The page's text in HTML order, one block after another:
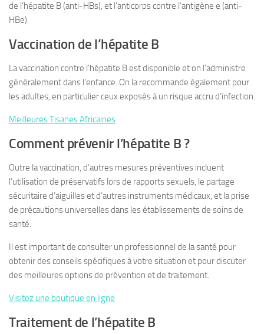
de l’hépatite B (anti-HBs), et l’anticorps contre l’antigène e (anti-
HBe).
Vaccination de l’hépatite B
La vaccination contre l’hépatite B est disponible et on l’administre
généralement dans l’enfance. On la recommande également pour
les adultes, en particulier ceux exposés à un risque accru d’infection.
Meilleures Tisanes Africaines
Comment prévenir l’hépatite B ?
Outre la vaccination, d’autres mesures préventives incluent
l’utilisation de préservatifs lors de rapports sexuels, le partage
sécuritaire d’aiguilles et d’autres instruments médicaux, et la prise
de précautions universelles dans les établissements de soins de
santé.
Il est important de consulter un professionnel de la santé pour
obtenir des conseils spécifiques à votre situation et pour discuter
des meilleures options de prévention et de traitement.
Visitez une boutique en ligne
Traitement de l’hépatite B